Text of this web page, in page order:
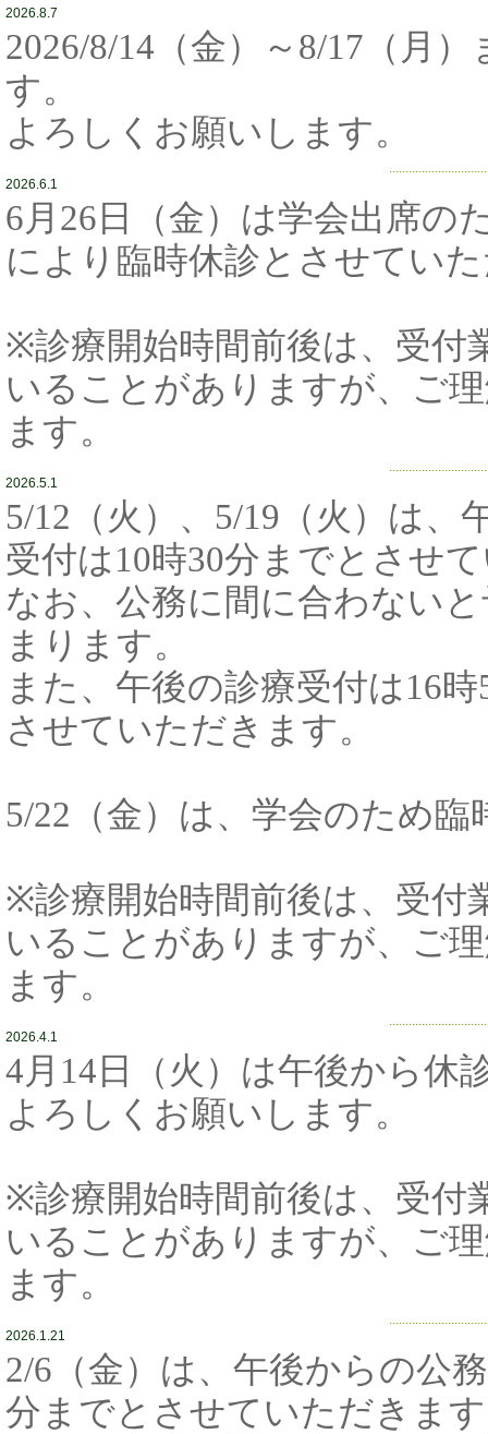
2026.8.7
2026/8/14（金）～8/17（月
す。
よろしくお願いします。
2026.6.1
6月26日（金）は学会出席の
により臨時休診とさせてい
※診療開始時間前後は、受付
いることがありますが、ご
ます。
2026.5.1
5/12（火）、5/19（火）は
受付は10時30分までとさせ
なお、公務に間に合わない
まります。
また、午後の診療受付は16
させていただきます。
5/22（金）は、学会のため
※診療開始時間前後は、受付
いることがありますが、ご
ます。
2026.4.1
4月14日（火）は午後から休
よろしくお願いします。
※診療開始時間前後は、受付
いることがありますが、ご
ます。
2026.1.21
2/6（金）は、午後からの公
分までとさせていただきま